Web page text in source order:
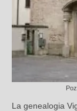
La genealogia